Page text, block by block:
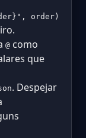
order)
@ como
que
. Despejar